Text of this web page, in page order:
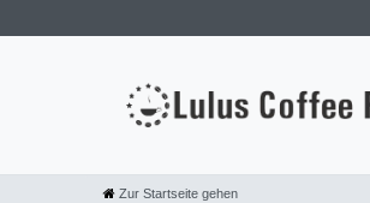
Zur Startseite gehen